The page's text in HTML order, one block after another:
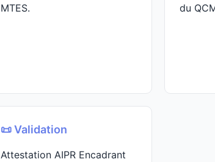
MTES.
du
📜 Validation
Attestation AIPR Encadrant